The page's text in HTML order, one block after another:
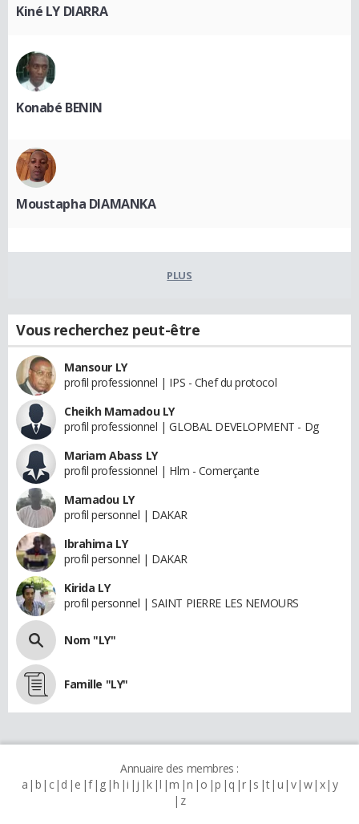
Kiné LY DIARRA
Konabé BENIN
Moustapha DIAMANKA
PLUS
Vous recherchez peut-être
Mansour LY
profil professionnel | IPS - Chef du protocol
Cheikh Mamadou LY
profil professionnel | GLOBAL DEVELOPMENT - Dg
Mariam Abass LY
profil professionnel | Hlm - Comerçante
Mamadou LY
profil personnel | DAKAR
Ibrahima LY
profil personnel | DAKAR
Kirida LY
profil personnel | SAINT PIERRE LES NEMOURS
Nom "LY"
Famille "LY"
Annuaire des membres :
a b c d e f g h i j k l m n o p q r s t u v w x y
z